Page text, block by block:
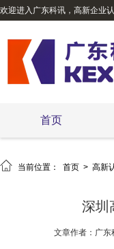
欢迎进入广东科讯，高新企业
首页
 当前位置： 首页 > 高新
深圳
文章作者：广东